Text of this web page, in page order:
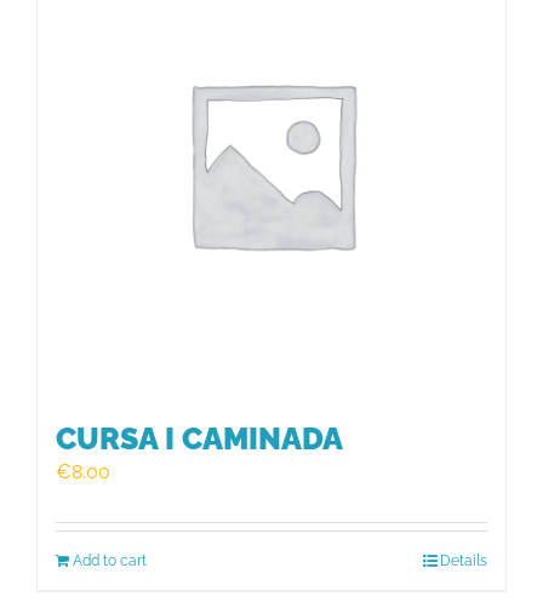
FER UN DONATIU!
INSCRIPCIÓ CURSA / CAMINADA
CURSA I CAMINADA
€8.00
Add to cart Details